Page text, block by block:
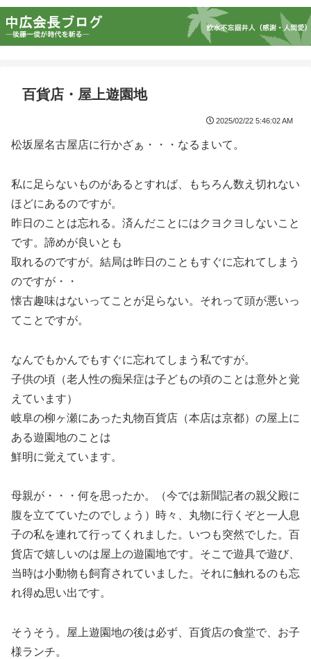
百貨店・屋上遊園地
2025/02/22 5:46:02 AM
松坂屋名古屋店に行かざぁ・・・なるまいて。
私に足らないものがあるとすれば、もちろん数え切れない
ほどにあるのですが。
昨日のことは忘れる。済んだことにはクヨクヨしないこと
です。諦めが良いとも
取れるのですが。結局は昨日のこともすぐに忘れてしまう
のですが・・
懐古趣味はないってことが足らない。それって頭が悪いっ
てことですが。
なんでもかんでもすぐに忘れてしまう私ですが。
子供の頃（老人性の痴呆症は子どもの頃のことは意外と覚
えています）
岐阜の柳ヶ瀬にあった丸物百貨店（本店は京都）の屋上に
ある遊園地のことは
鮮明に覚えています。
母親が・・・何を思ったか。（今では新聞記者の親父殿に
腹を立てていたのでしょう）時々、丸物に行くぞと一人息
子の私を連れて行ってくれました。いつも突然でした。百
貨店で嬉しいのは屋上の遊園地です。そこで遊具で遊び、
当時は小動物も飼育されていました。それに触れるのも忘
れ得ぬ思い出です。
そうそう。屋上遊園地の後は必ず、百貨店の食堂で、お子
様ランチ。